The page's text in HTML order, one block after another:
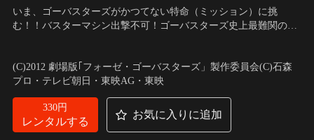
いま、ゴーバスターズがかつてない特命（ミッション）に挑
む！！バスターマシン出撃不可！ゴーバスターズ史上最難関のミ
め、特命を帯びた若者たちが、東京エネタワーを舞台に、最も危
険で、最もハードな作戦に挑む！
(C)2012 劇場版｢フォーゼ・ゴーバスターズ」製作委員会(C)石森
プロ・テレビ朝日・東映AG・東映
330円
レンタルする
お気に入りに追加